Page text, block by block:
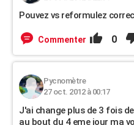
Pouvez vs reformulez
Commenter 0
Pycnomètre
27 oct. 2012 à 00:17
J'ai change plus de 3 fois
au bout du 4 eme jour ma